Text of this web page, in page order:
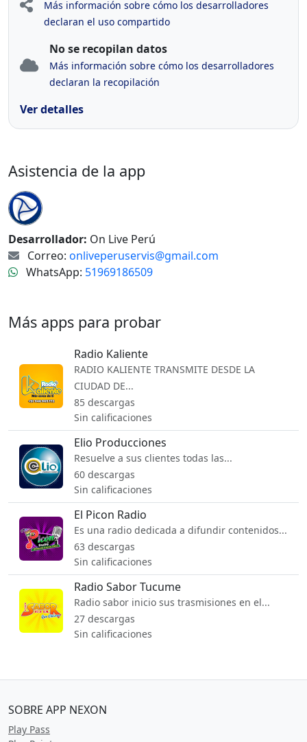
Más información sobre cómo los desarrolladores
declaran el uso compartido
No se recopilan datos
Más información sobre cómo los desarrolladores
declaran la recopilación
Ver detalles
Asistencia de la app
Desarrollador: On Live Perú
Correo: onliveperuservis@gmail.com
WhatsApp: 51969186509
Más apps para probar
Radio Kaliente
RADIO KALIENTE TRANSMITE DESDE LA
CIUDAD DE...
85 descargas
Sin calificaciones
Elio Producciones
Resuelve a sus clientes todas las...
60 descargas
Sin calificaciones
El Picon Radio
Es una radio dedicada a difundir contenidos...
63 descargas
Sin calificaciones
Radio Sabor Tucume
Radio sabor inicio sus trasmisiones en el...
27 descargas
Sin calificaciones
SOBRE APP NEXON
Play Pass